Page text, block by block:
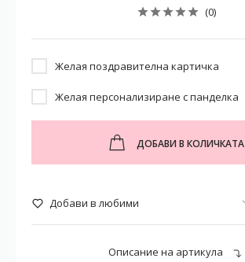
(0)
Желая поздравителна картичка
Желая персонализиране с панделка
ДОБАВИ В КОЛИЧКАТА
Добави в любими
Описание на артикула